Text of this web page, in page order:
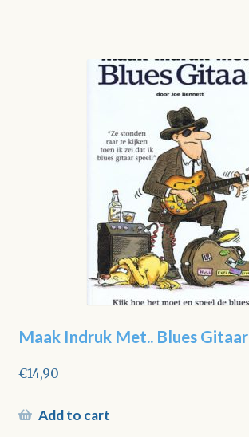
Maak Indruk Met.. Blues Gitaar
€14,90
Add to cart